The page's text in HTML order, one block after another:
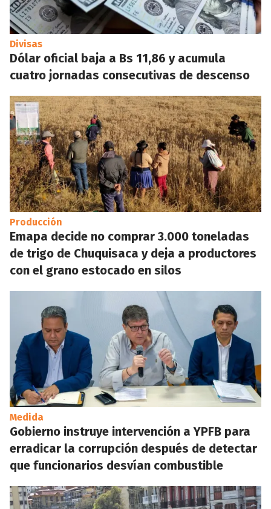
Divisas
Dólar oficial baja a Bs 11,86 y acumula
cuatro jornadas consecutivas de descenso
Producción
Emapa decide no comprar 3.000 toneladas
de trigo de Chuquisaca y deja a productores
con el grano estocado en silos
Medida
Gobierno instruye intervención a YPFB para
erradicar la corrupción después de detectar
que funcionarios desvían combustible